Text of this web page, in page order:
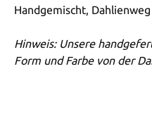
Handgemischt,
Hinweis: Unsere
Form und Farbe von der